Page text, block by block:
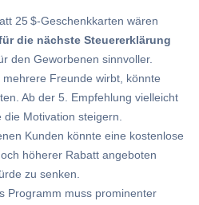
25 $-Geschenkkarten wären
die nächste Steuererklärung
den Geworbenen sinnvoller.
mehrere Freunde wirbt, könnte
Ab der 5. Empfehlung vielleicht
die Motivation steigern.
Kunden könnte eine kostenlose
höherer Rabatt angeboten
zu senken.
Programm muss prominenter